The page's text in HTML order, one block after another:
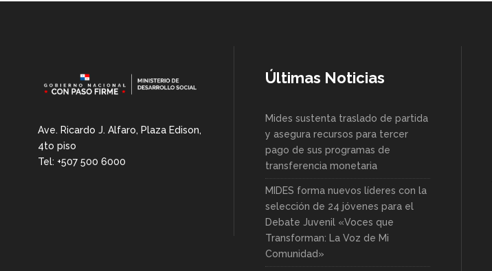
Ave. Ricardo J. Alfaro, Plaza Edison,
4to piso
Tel: +507 500 6000
Últimas Noticias
Mides sustenta traslado de partida
y asegura recursos para tercer
pago de sus programas de
transferencia monetaria
MIDES forma nuevos líderes con la
selección de 24 jóvenes para el
Debate Juvenil «Voces que
Transforman: La Voz de Mi
Comunidad»